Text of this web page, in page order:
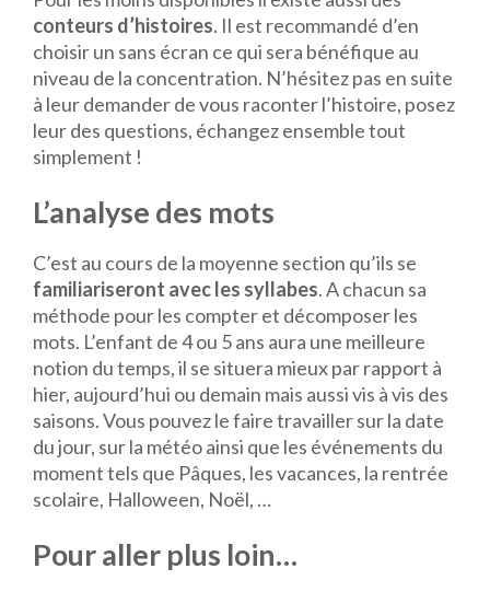
conteurs d’histoires. Il est recommandé d’en
choisir un sans écran ce qui sera bénéfique au
niveau de la concentration. N’hésitez pas en suite
à leur demander de vous raconter l’histoire, posez
leur des questions, échangez ensemble tout
simplement !
L’analyse des mots
C’est au cours de la moyenne section qu’ils se
familiariseront avec les syllabes. A chacun sa
méthode pour les compter et décomposer les
mots. L’enfant de 4 ou 5 ans aura une meilleure
notion du temps, il se situera mieux par rapport à
hier, aujourd’hui ou demain mais aussi vis à vis des
saisons. Vous pouvez le faire travailler sur la date
du jour, sur la météo ainsi que les événements du
moment tels que Pâques, les vacances, la rentrée
scolaire, Halloween, Noël, …
Pour aller plus loin…